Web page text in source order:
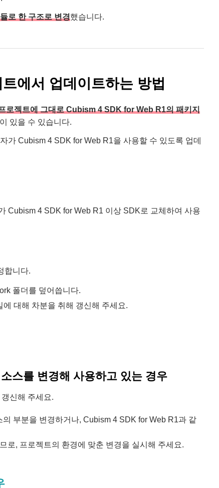
로 한 구조로 변경했습니다.
에서 업데이트하는 방법
로젝트에 그대로 Cubism 4 SDK for Web R1의 패키지
있을 수 있습니다.
가 Cubism 4 SDK for Web R1을 사용할 수 있도록 업데
Cubism 4 SDK for Web R1 이상 SDK로 교체하여 사용
합니다.
폴더를 덮어씁니다.
대해 차분을 취해 갱신해 주세요.
스를 변경해 사용하고 있는 경우
신해 주세요.
부분을 변경하거나, Cubism 4 SDK for Web R1과 같
로, 프로젝트의 환경에 맞춘 변경을 실시해 주세요.